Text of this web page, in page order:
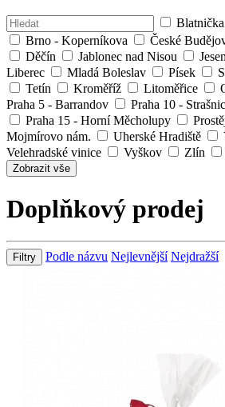
Blatnička
Brno - Koperníkova
České
Děčín
Jablonec nad Nisou
Liberec
Mladá Boleslav Písek
Tetín
Kroměříž Litoměřice
Praha 5 - Barrandov
Praha 10 -
Praha 15 - Horní Měcholupy
Mojmírovo nám.
Uherské Hradiště
Velehradské vinice
Vyškov Zlín
Zobrazit vše
Doplňkový prodej
Filtry Podle názvu Nejlevnější Nejdražší